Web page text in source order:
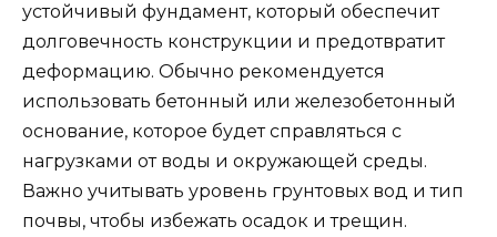
устойчивый фундамент, который обеспечит
долговечность конструкции и предотвратит
деформацию. Обычно рекомендуется
использовать бетонный или железобетонный
основание, которое будет справляться с
нагрузками от воды и окружающей среды.
Важно учитывать уровень грунтовых вод и тип
почвы, чтобы избежать осадок и трещин.